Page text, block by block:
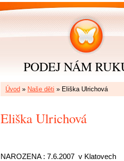
PODEJ NÁM
Úvod » Naše děti » Eliška Ulrichová
Eliška Ulrichová
NAROZENA : 7.6.2007 v Klatovech